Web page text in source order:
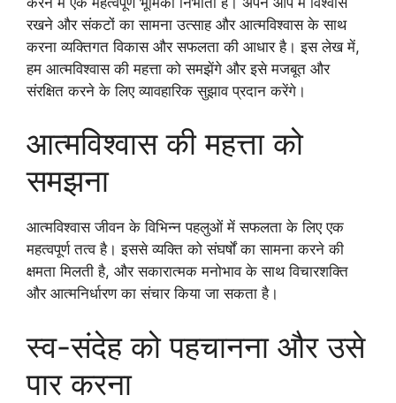
रखने और संकटों का सामना उत्साह और आत्मविश्वास के साथ
करना व्यक्तिगत विकास और सफलता की आधार है। इस लेख में,
हम आत्मविश्वास की महत्ता को समझेंगे और इसे मजबूत और
संरक्षित करने के लिए व्यावहारिक सुझाव प्रदान करेंगे।
आत्मविश्वास की महत्ता को
समझना
आत्मविश्वास जीवन के विभिन्न पहलुओं में सफलता के लिए एक
महत्वपूर्ण तत्व है। इससे व्यक्ति को संघर्षों का सामना करने की
क्षमता मिलती है, और सकारात्मक मनोभाव के साथ विचारशक्ति
और आत्मनिर्धारण का संचार किया जा सकता है।
स्व-संदेह को पहचानना और उसे
पार करना